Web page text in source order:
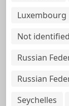
Luxembourg
Not identified
Russian
Russian
Seychelles